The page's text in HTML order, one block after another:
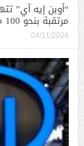
“أوبن إيه آي”
مرتقبة بنحو 100 مليار دولار
04/11/2026